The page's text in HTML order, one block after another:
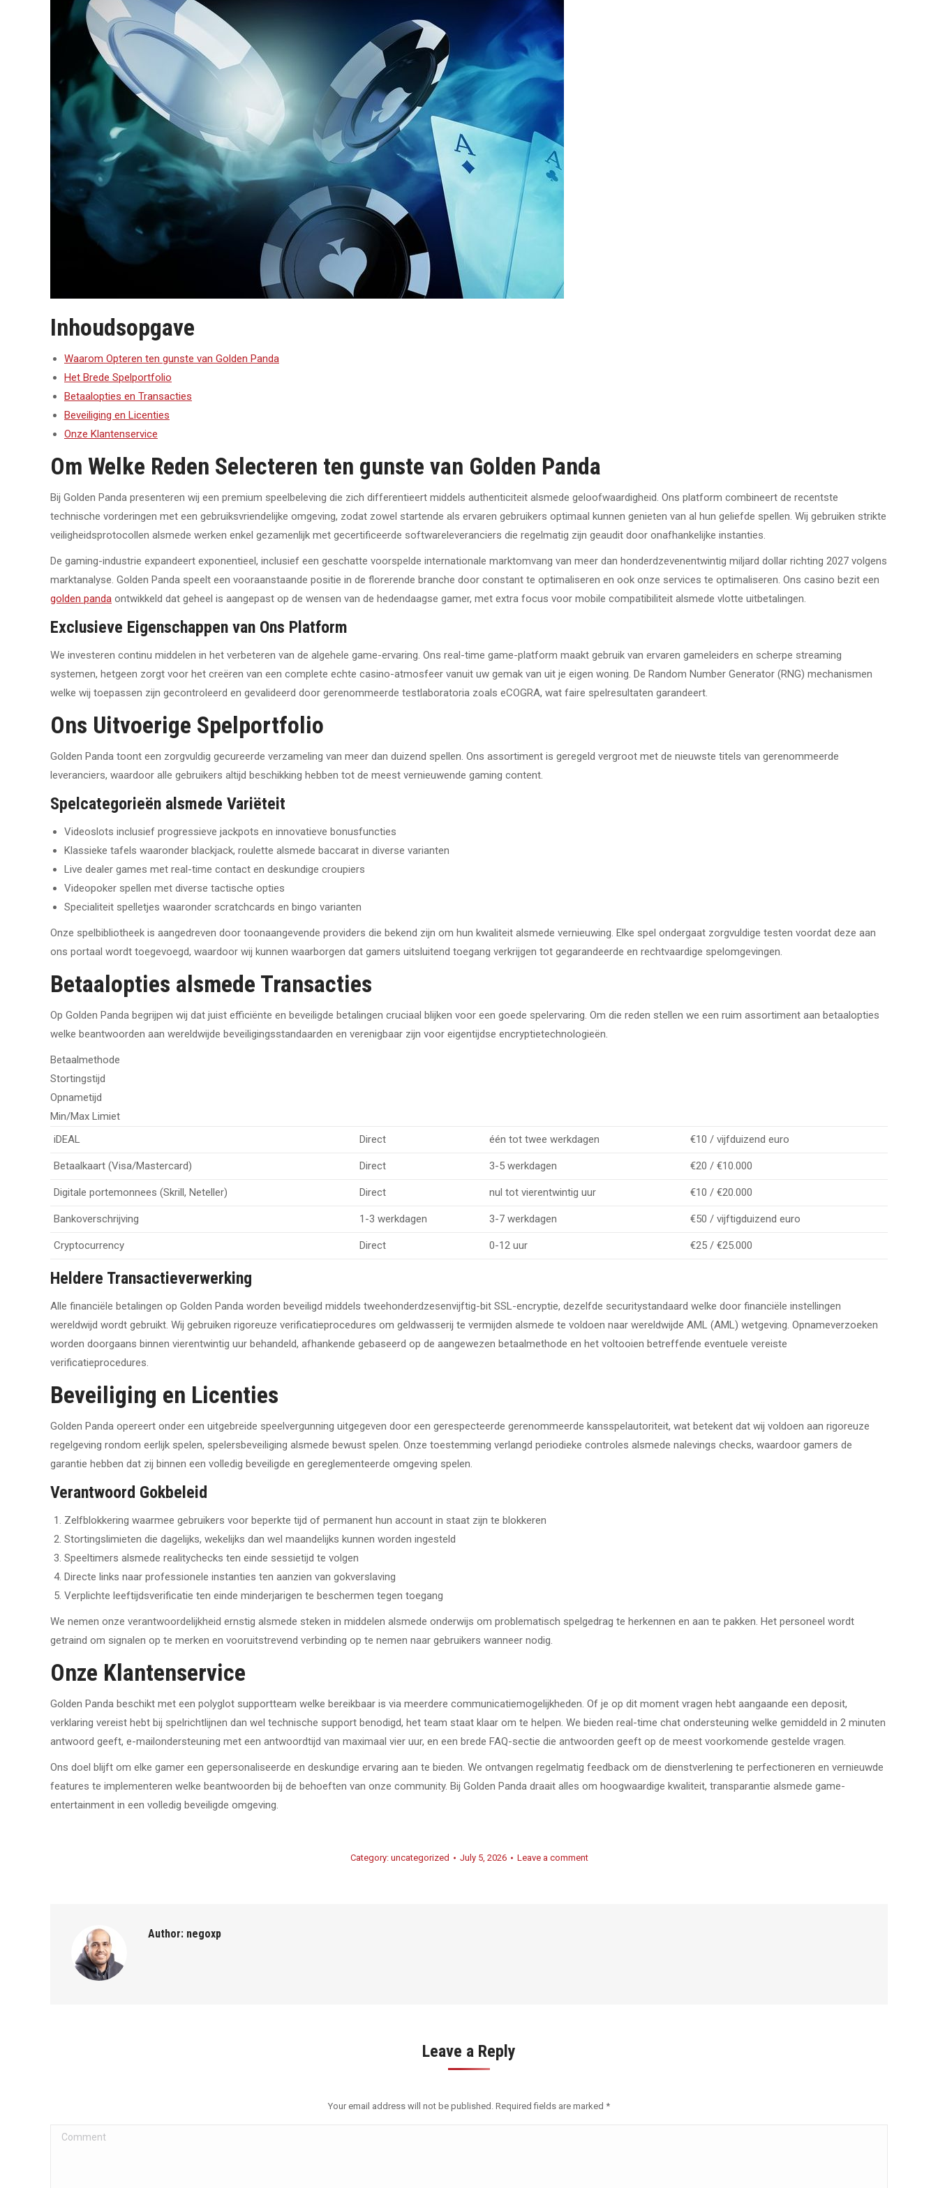
Inhoudsopgave
Waarom Opteren ten gunste van Golden Panda
Het Brede Spelportfolio
Betaalopties en Transacties
Beveiliging en Licenties
Onze Klantenservice
Om Welke Reden Selecteren ten gunste van Golden Panda
Bij Golden Panda presenteren wij een premium speelbeleving die zich differentieert middels authenticiteit alsmede geloofwaardigheid. Ons platform combineert de recentste
technische vorderingen met een gebruiksvriendelijke omgeving, zodat zowel startende als ervaren gebruikers optimaal kunnen genieten van al hun geliefde spellen. Wij gebruiken strikte
veiligheidsprotocollen alsmede werken enkel gezamenlijk met gecertificeerde softwareleveranciers die regelmatig zijn geaudit door onafhankelijke instanties.
De gaming-industrie expandeert exponentieel, inclusief een geschatte voorspelde internationale marktomvang van meer dan honderdzevenentwintig miljard dollar richting 2027 volgens
marktanalyse. Golden Panda speelt een vooraanstaande positie in de florerende branche door constant te optimaliseren en ook onze services te optimaliseren. Ons casino bezit een
golden panda ontwikkeld dat geheel is aangepast op de wensen van de hedendaagse gamer, met extra focus voor mobile compatibiliteit alsmede vlotte uitbetalingen.
Exclusieve Eigenschappen van Ons Platform
We investeren continu middelen in het verbeteren van de algehele game-ervaring. Ons real-time game-platform maakt gebruik van ervaren gameleiders en scherpe streaming
systemen, hetgeen zorgt voor het creëren van een complete echte casino-atmosfeer vanuit uw gemak van uit je eigen woning. De Random Number Generator (RNG) mechanismen
welke wij toepassen zijn gecontroleerd en gevalideerd door gerenommeerde testlaboratoria zoals eCOGRA, wat faire spelresultaten garandeert.
Ons Uitvoerige Spelportfolio
Golden Panda toont een zorgvuldig gecureerde verzameling van meer dan duizend spellen. Ons assortiment is geregeld vergroot met de nieuwste titels van gerenommeerde
leveranciers, waardoor alle gebruikers altijd beschikking hebben tot de meest vernieuwende gaming content.
Spelcategorieën alsmede Variëteit
Videoslots inclusief progressieve jackpots en innovatieve bonusfuncties
Klassieke tafels waaronder blackjack, roulette alsmede baccarat in diverse varianten
Live dealer games met real-time contact en deskundige croupiers
Videopoker spellen met diverse tactische opties
Specialiteit spelletjes waaronder scratchcards en bingo varianten
Onze spelbibliotheek is aangedreven door toonaangevende providers die bekend zijn om hun kwaliteit alsmede vernieuwing. Elke spel ondergaat zorgvuldige testen voordat deze aan
ons portaal wordt toegevoegd, waardoor wij kunnen waarborgen dat gamers uitsluitend toegang verkrijgen tot gegarandeerde en rechtvaardige spelomgevingen.
Betaalopties alsmede Transacties
Op Golden Panda begrijpen wij dat juist efficiënte en beveiligde betalingen cruciaal blijken voor een goede spelervaring. Om die reden stellen we een ruim assortiment aan betaalopties
welke beantwoorden aan wereldwijde beveiligingsstandaarden en verenigbaar zijn voor eigentijdse encryptietechnologieën.
Betaalmethode
Stortingstijd
Opnametijd
Min/Max Limiet
iDEAL
Direct één tot twee werkdagen €10 / vijfduizend euro
Betaalkaart (Visa/Mastercard) Direct 3-5 werkdagen €20 / €10.000
Digitale portemonnees (Skrill, Neteller) Direct nul tot vierentwintig uur €10 / €20.000
Bankoverschrijving 1-3 werkdagen 3-7 werkdagen €50 / vijftigduizend euro
Cryptocurrency Direct 0-12 uur €25 / €25.000
Heldere Transactieverwerking
Alle financiële betalingen op Golden Panda worden beveiligd middels tweehonderdzesenvijftig-bit SSL-encryptie, dezelfde securitystandaard welke door financiële instellingen
wereldwijd wordt gebruikt. Wij gebruiken rigoreuze verificatieprocedures om geldwasserij te vermijden alsmede te voldoen naar wereldwijde AML (AML) wetgeving. Opnameverzoeken
worden doorgaans binnen vierentwintig uur behandeld, afhankende gebaseerd op de aangewezen betaalmethode en het voltooien betreffende eventuele vereiste
verificatieprocedures.
Beveiliging en Licenties
Golden Panda opereert onder een uitgebreide speelvergunning uitgegeven door een gerespecteerde gerenommeerde kansspelautoriteit, wat betekent dat wij voldoen aan rigoreuze
regelgeving rondom eerlijk spelen, spelersbeveiliging alsmede bewust spelen. Onze toestemming verlangd periodieke controles alsmede nalevings checks, waardoor gamers de
garantie hebben dat zij binnen een volledig beveiligde en gereglementeerde omgeving spelen.
Verantwoord Gokbeleid
Zelfblokkering waarmee gebruikers voor beperkte tijd of permanent hun account in staat zijn te blokkeren
Stortingslimieten die dagelijks, wekelijks dan wel maandelijks kunnen worden ingesteld
Speeltimers alsmede realitychecks ten einde sessietijd te volgen
Directe links naar professionele instanties ten aanzien van gokverslaving
Verplichte leeftijdsverificatie ten einde minderjarigen te beschermen tegen toegang
We nemen onze verantwoordelijkheid ernstig alsmede steken in middelen alsmede onderwijs om problematisch spelgedrag te herkennen en aan te pakken. Het personeel wordt
getraind om signalen op te merken en vooruitstrevend verbinding op te nemen naar gebruikers wanneer nodig.
Onze Klantenservice
Golden Panda beschikt met een polyglot supportteam welke bereikbaar is via meerdere communicatiemogelijkheden. Of je op dit moment vragen hebt aangaande een deposit,
verklaring vereist hebt bij spelrichtlijnen dan wel technische support benodigd, het team staat klaar om te helpen. We bieden real-time chat ondersteuning welke gemiddeld in 2 minuten
antwoord geeft, e-mailondersteuning met een antwoordtijd van maximaal vier uur, en een brede FAQ-sectie die antwoorden geeft op de meest voorkomende gestelde vragen.
Ons doel blijft om elke gamer een gepersonaliseerde en deskundige ervaring aan te bieden. We ontvangen regelmatig feedback om de dienstverlening te perfectioneren en vernieuwde
features te implementeren welke beantwoorden bij de behoeften van onze community. Bij Golden Panda draait alles om hoogwaardige kwaliteit, transparantie alsmede game-
entertainment in een volledig beveiligde omgeving.
Category: uncategorized July 5, 2026 Leave a comment
Author: negoxp
Leave a Reply
Your email address will not be published. Required fields are marked *
Comment